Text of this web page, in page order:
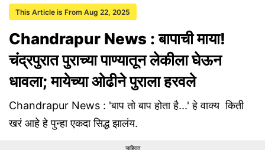
This Article is From Aug 22, 2025
Chandrapur News : बापाची माया!
चंद्रपुरात पुराच्या पाण्यातून लेकीला घेऊन
धावला; मायेच्या ओढीने पुराला हरवले
Chandrapur News : 'बाप तो बाप होता है...' हे वाक्य किती
खरं आहे हे पुन्हा एकदा सिद्ध झालंय.
जाहिरात